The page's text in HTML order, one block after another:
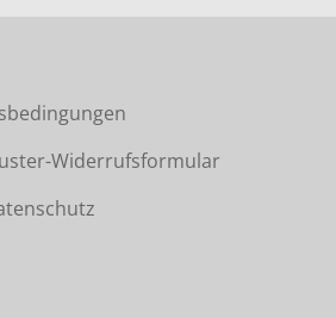
Widerrufsformular